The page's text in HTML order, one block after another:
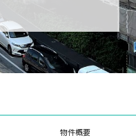
物件概要